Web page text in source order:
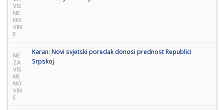
VIS
NE
NO
VIN
E
NE
ZA
VIS
NE
NO
VIN
E
Karan: Novi svjetski poredak donosi prednost Republici
Srpskoj